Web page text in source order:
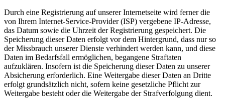
Durch eine Registrierung auf unserer Internetseite wird ferner die
von Ihrem Internet-Service-Provider (ISP) vergebene IP-Adresse,
das Datum sowie die Uhrzeit der Registrierung gespeichert. Die
Speicherung dieser Daten erfolgt vor dem Hintergrund, dass nur so
der Missbrauch unserer Dienste verhindert werden kann, und diese
Daten im Bedarfsfall ermöglichen, begangene Straftaten
aufzuklären. Insofern ist die Speicherung dieser Daten zu unserer
Absicherung erforderlich. Eine Weitergabe dieser Daten an Dritte
erfolgt grundsätzlich nicht, sofern keine gesetzliche Pflicht zur
Weitergabe besteht oder die Weitergabe der Strafverfolgung dient.